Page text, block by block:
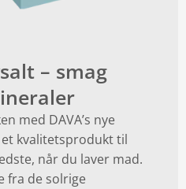
– smag
med DAVA’s nye
et kvalitetsprodukt til
når du laver mad.
fra de solrige